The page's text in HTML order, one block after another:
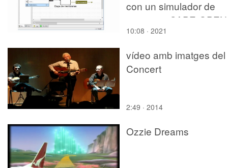
con un simulador de
procesos CAPE-OPEN
(COCO simulator)
10:08 · 2021
vídeo amb imatges del
Concert
2:49 · 2014
Ozzie Dreams